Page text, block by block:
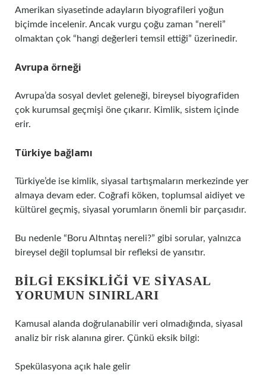
Amerikan siyasetinde adayların biyografileri yoğun
biçimde incelenir. Ancak vurgu çoğu zaman “nereli”
olmaktan çok “hangi değerleri temsil ettiği” üzerinedir.
Avrupa örneği
Avrupa’da sosyal devlet geleneği, bireysel biyografiden
çok kurumsal geçmişi öne çıkarır. Kimlik, sistem içinde
erir.
Türkiye bağlamı
Türkiye’de ise kimlik, siyasal tartışmaların merkezinde yer
almaya devam eder. Coğrafi köken, toplumsal aidiyet ve
kültürel geçmiş, siyasal yorumların önemli bir parçasıdır.
Bu nedenle “Boru Altıntaş nereli?” gibi sorular, yalnızca
bireysel değil toplumsal bir refleksi de yansıtır.
BILGI EKSIKLIĞI VE SIYASAL
YORUMUN SINIRLARI
Kamusal alanda doğrulanabilir veri olmadığında, siyasal
analiz bir risk alanına girer. Çünkü eksik bilgi:
Spekülasyona açık hale gelir